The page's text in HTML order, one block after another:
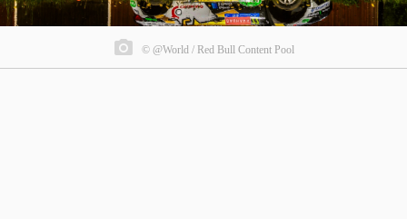
© @World / Red Bull Content Pool